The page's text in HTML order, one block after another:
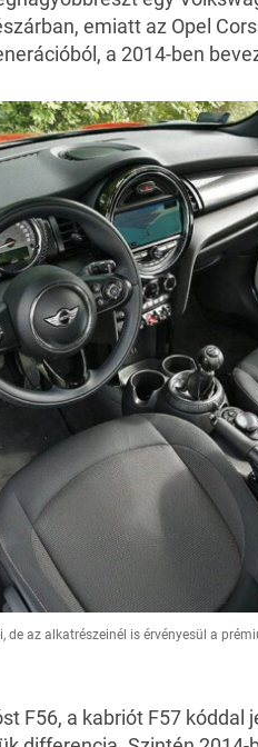
emiatt az Opel
a 2014-ben
de az alkatrészeinél is érvényesül a
F56, a kabriót F57 kóddal